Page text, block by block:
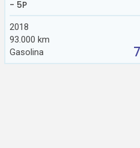
- 5P
2018
93.000 km
Gasolina